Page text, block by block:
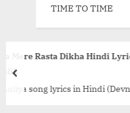
TIME TO TIME
– Ungli |
font) from
ओ
prev